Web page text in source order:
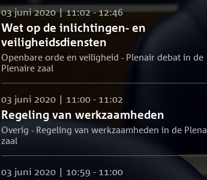
Wet op de inlichtingen- en
veiligheidsdiensten
03 juni 2020 | 11:02 - 12:46
Openbare orde en veiligheid - Plenair debat in de
Plenaire zaal
Regeling van werkzaamheden
03 juni 2020 | 11:00 - 11:02
Overig - Regeling van werkzaamheden in de
zaal
03 juni 2020 | 10:59 - 11:00